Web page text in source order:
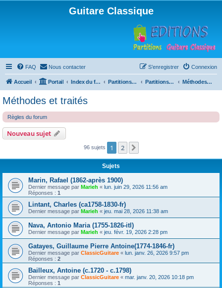
Guitare Classique
FAQ Nous contacter Connexion
S’enregistrer
Accueil Portail Index du forum Partitions pour guitare en libre téléchargement Partitions classées par compositeur Méthodes et traités
Méthodes et traités
Règles du forum
Nouveau sujet
96 sujets 1 2
Sujets
Marin, Rafael (1862-après 1900)
Dernier message par Marieh « lun. juin 29, 2026 11:56 am
Réponses : 1
Lintant, Charles (ca1758-1830-fr)
Dernier message par Marieh « jeu. mai 28, 2026 11:38 am
Nava, Antonio Maria (1755-1826-itl)
Dernier message par Marieh « jeu. févr. 19, 2026 2:28 pm
Gatayes, Guillaume Pierre Antoine(1774-1846-fr)
Dernier message par ClassicGuitare « lun. janv. 26, 2026 9:57 pm
Réponses : 2
Bailleux, Antoine (c.1720 - c.1798)
Dernier message par ClassicGuitare « mar. janv. 20, 2026 10:18 pm
Réponses : 1